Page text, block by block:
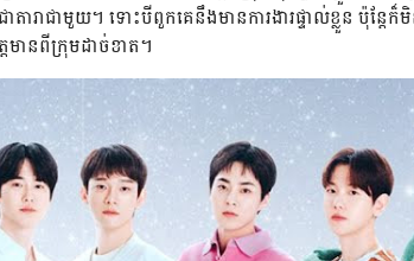
ជា​តារា​ជាមួយ។ ទោះបីពួកគេ​នឹង​មាន​ការងារផ្ទាល់ខ្លួន ប៉ុន្តែក៏មិ
មាន​ពីក្រុមដាច់ខាត។